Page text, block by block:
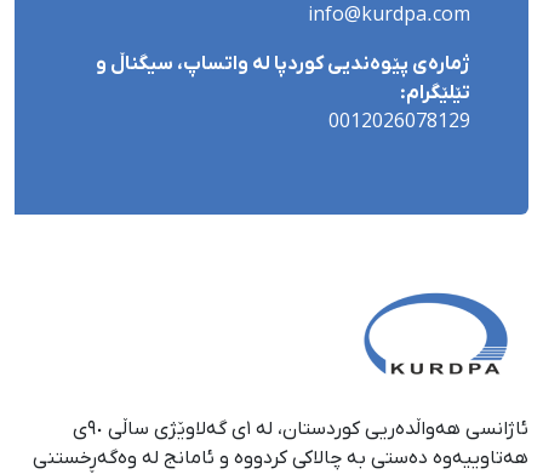
info@kurdpa.com
ژمارەی پێوەندیی کوردپا لە واتساپ، سیگناڵ و
تێلێگرام:
0012026078129
ئاژانسی هەواڵدەریی کوردستان، لە ١ی گەلاوێژی ساڵی ٩٠ی
هەتاوییەوە دەستی بە چالاکی کردووە و ئامانج لە وەگەڕخستنی